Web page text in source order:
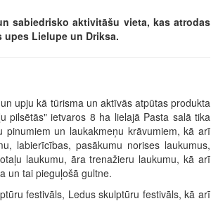
sabiedrisko aktivitāšu vieta, kas atrodas
Lielupe un Driksa.
upju kā tūrisma un aktīvās atpūtas produkta
pilsētās" ietvaros 8 ha lielajā Pasta salā tika
un laukakmeņu krāvumiem, kā arī
labierīcības, pasākumu norises laukumus,
laukumu, āra trenažieru laukumu, kā arī
un tai pieguļošā gultne.
festivāls, Ledus skulptūru festivāls, kā arī